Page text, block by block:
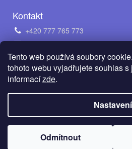
Tento web používá soubory
tohoto webu vyjadřujete souhlas
informacízde.
Nastavení
Odmítnout
Kontakt
+420 777 765 773
obchod@avento.cz
Napište nám na WhatsApp
Vytvořil
Copyright 2026 AVENTO